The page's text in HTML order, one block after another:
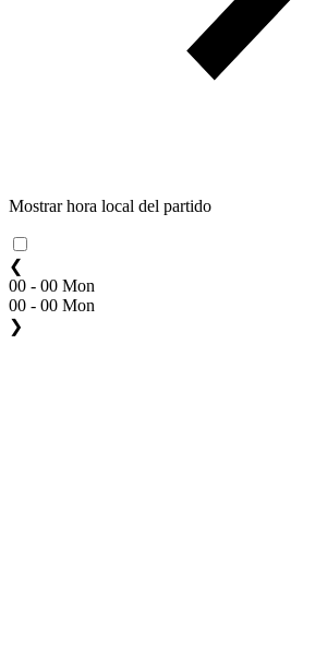
Mostrar hora local del partido
❮
00 - 00 Mon
00 - 00 Mon
❯